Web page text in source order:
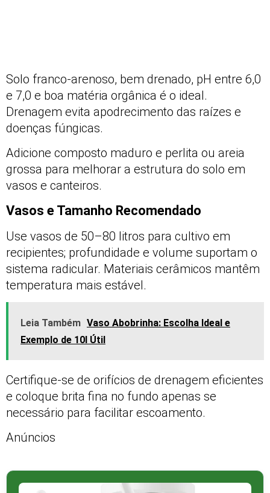
Solo franco-arenoso, bem drenado, pH entre 6,0
e 7,0 e boa matéria orgânica é o ideal.
Drenagem evita apodrecimento das raízes e
doenças fúngicas.
Adicione composto maduro e perlita ou areia
grossa para melhorar a estrutura do solo em
vasos e canteiros.
Vasos e Tamanho Recomendado
Use vasos de 50–80 litros para cultivo em
recipientes; profundidade e volume suportam o
sistema radicular. Materiais cerâmicos mantêm
temperatura mais estável.
Leia Também Vaso Abobrinha: Escolha Ideal e
Exemplo de 10l Útil
Certifique-se de orifícios de drenagem eficientes
e coloque brita fina no fundo apenas se
necessário para facilitar escoamento.
Anúncios